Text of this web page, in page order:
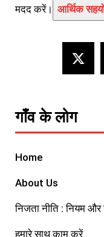
मदद करें। आर्थिक
गाँव के लोग
Home
About Us
निजता नीति : नियम और
हमारे साथ काम करें